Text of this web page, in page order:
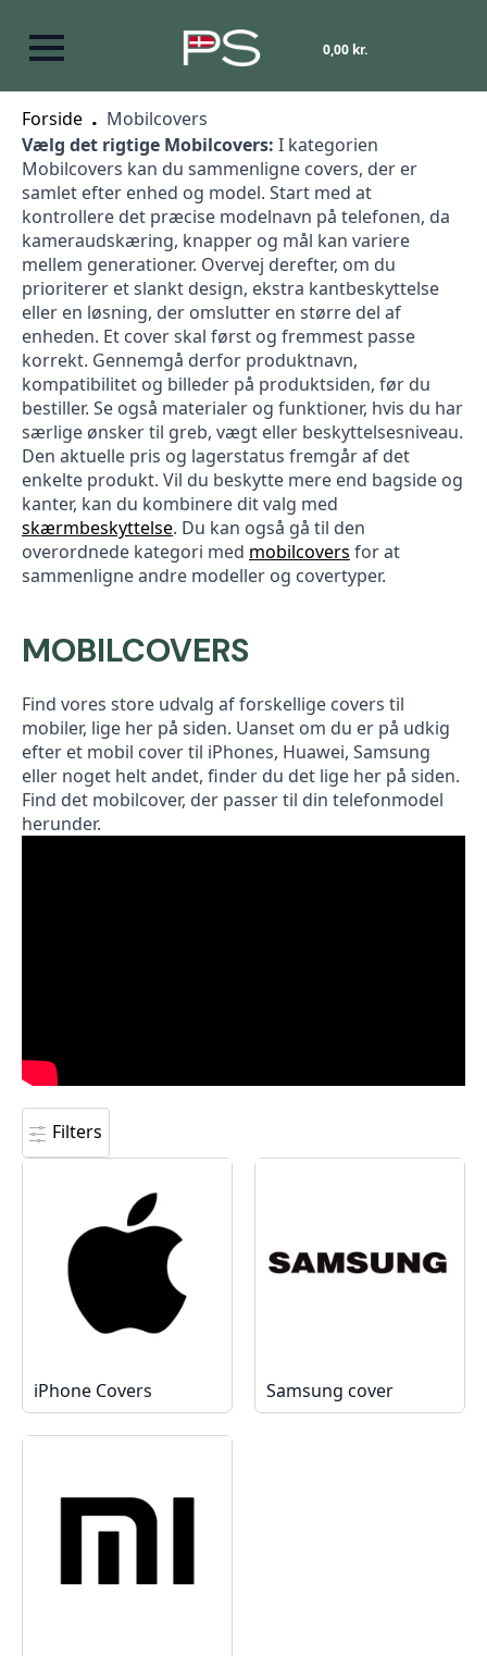
0,00 kr.
Forside
Mobilcovers
Vælg det rigtige Mobilcovers: I kategorien
Mobilcovers kan du sammenligne covers, der er
samlet efter enhed og model. Start med at
kontrollere det præcise modelnavn på telefonen, da
kameraudskæring, knapper og mål kan variere
mellem generationer. Overvej derefter, om du
prioriterer et slankt design, ekstra kantbeskyttelse
eller en løsning, der omslutter en større del af
enheden. Et cover skal først og fremmest passe
korrekt. Gennemgå derfor produktnavn,
kompatibilitet og billeder på produktsiden, før du
bestiller. Se også materialer og funktioner, hvis du har
særlige ønsker til greb, vægt eller beskyttelsesniveau.
Den aktuelle pris og lagerstatus fremgår af det
enkelte produkt. Vil du beskytte mere end bagside og
kanter, kan du kombinere dit valg med
skærmbeskyttelse. Du kan også gå til den
overordnede kategori med mobilcovers for at
sammenligne andre modeller og covertyper.
MOBILCOVERS
Find vores store udvalg af forskellige covers til
mobiler, lige her på siden. Uanset om du er på udkig
efter et mobil cover til iPhones, Huawei, Samsung
eller noget helt andet, finder du det lige her på siden.
Find det mobilcover, der passer til din telefonmodel
herunder.
Filters
iPhone Covers Samsung cover